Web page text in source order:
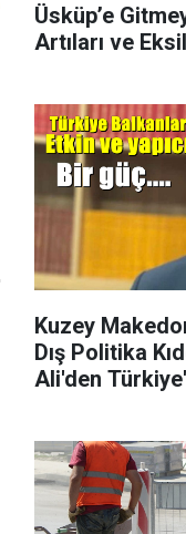
Üsküp’e
Artıları ve
Kuzey
Dış Politika
Ali'den